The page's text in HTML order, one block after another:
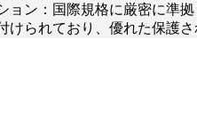
ョン：国際規格に厳密に準
けられており、優れた保護さ